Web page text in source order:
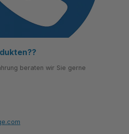
beraten wir Sie gerne